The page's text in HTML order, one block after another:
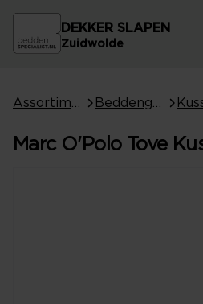
DEKKER SLAPEN
Zuidwolde
Marc O'Polo Tove